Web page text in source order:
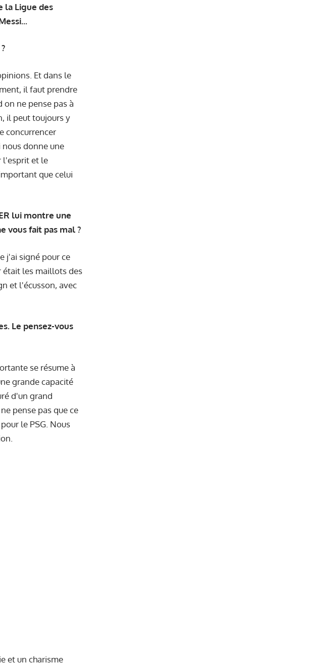
la Ligue des
Et dans le
il faut prendre
on ne pense pas à
il peut toujours y
concurrencer
donne une
l'esprit et le
que celui
lui montre une
vous fait pas mal ?
j'ai signé pour ce
était les maillots des
et l'écusson, avec
Le pensez-vous
se résume à
grande capacité
d'un grand
pense pas que ce
le PSG. Nous
et un charisme